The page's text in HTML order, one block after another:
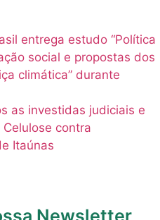
entrega estudo “Política
social e propostas dos
climática” durante
as investidas judiciais e
contra
Itaúnas